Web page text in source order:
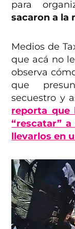
para
sacaron a la
Medios de
que acá no
observa
que
secuestro y
reporta que
“rescatar”
llevarlos en